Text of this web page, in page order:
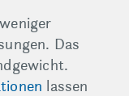
Das
lassen